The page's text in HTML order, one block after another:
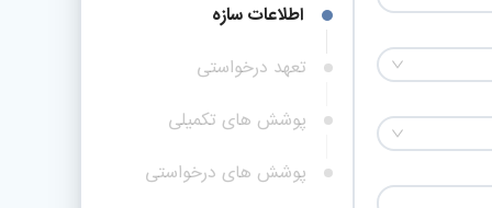
اطلاعات سازه
تعهد درخواستی
پوشش های تکمیلی
پوشش های درخواستی